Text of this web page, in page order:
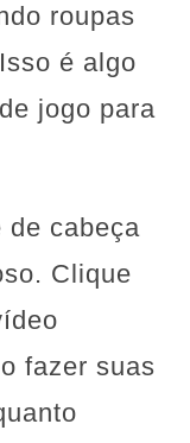
roupas
é algo
jogo para
cabeça
Clique
fazer suas